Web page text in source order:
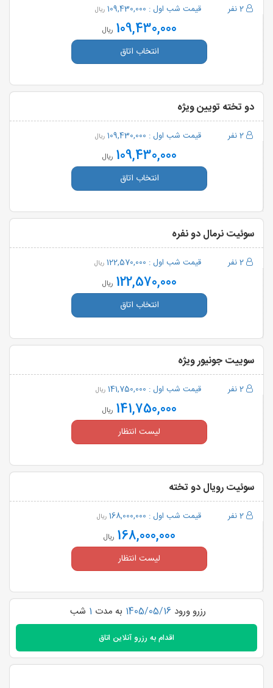
2 نفر قیمت شب اول : 109,430,000 ریال
109,430,000 ریال
انتخاب اتاق
دو تخته تویین ویژه
2 نفر قیمت شب اول : 109,430,000 ریال
109,430,000 ریال
انتخاب اتاق
سوئیت نرمال دو نفره
2 نفر قیمت شب اول : 122,570,000 ریال
122,570,000 ریال
انتخاب اتاق
سوییت جونیور ویژه
2 نفر قیمت شب اول : 141,750,000 ریال
141,750,000 ریال
لیست انتظار
سوئیت رویال دو تخته
2 نفر قیمت شب اول : 168,000,000 ریال
168,000,000 ریال
لیست انتظار
رزرو ورود 1405/05/16 به مدت 1 شب
اقدام به رزرو آنلاین اتاق